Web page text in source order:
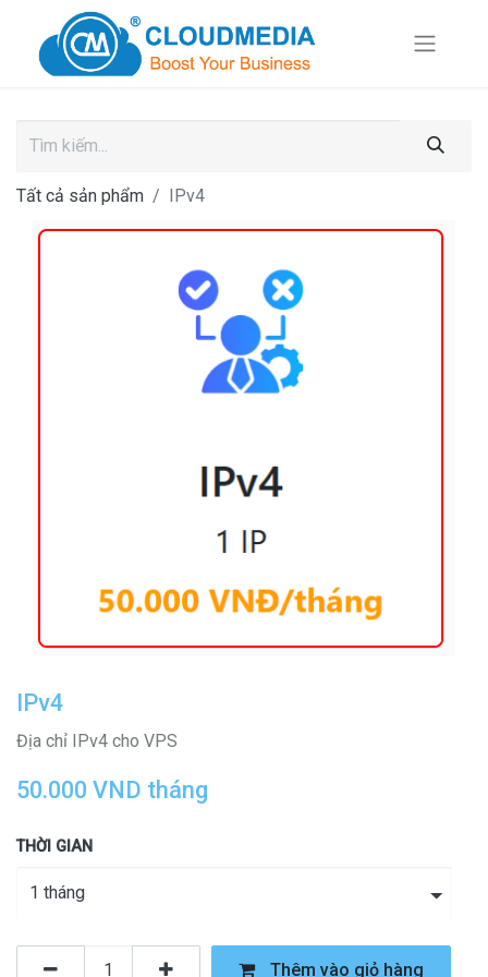
Tất cả sản phẩm IPv4
IPv4
Địa chỉ IPv4 cho VPS
50.000 VND tháng
THỜI GIAN
Thêm vào giỏ hàng